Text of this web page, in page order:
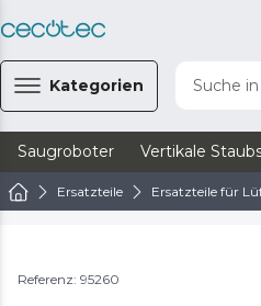
Kategorien Suche
Saugroboter Vertikale
Ersatzteile Ersatzteile für
Referenz: 95260